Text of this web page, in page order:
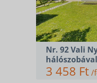
Nr. 92 Vali
3 458 Ft /